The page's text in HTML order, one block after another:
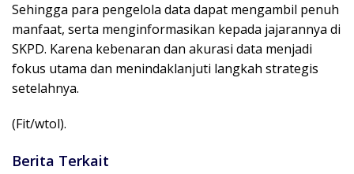
Sehingga para pengelola data dapat mengambil penuh
manfaat, serta menginformasikan kepada jajarannya di
SKPD. Karena kebenaran dan akurasi data menjadi
fokus utama dan menindaklanjuti langkah strategis
setelahnya.
(Fit/wtol).
Berita Terkait